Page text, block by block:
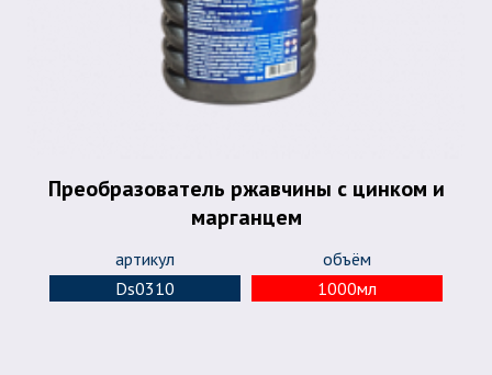
Преобразователь ржавчины с цинком и
марганцем
артикул
объём
Ds0310
1000мл